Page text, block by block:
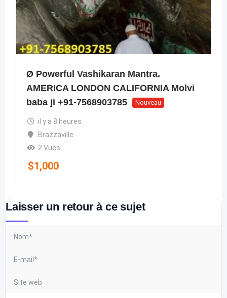
Ø Powerful Vashikaran Mantra.
AMERICA LONDON CALIFORNIA Molvi
baba ji +91-7568903785
Nouveau
il y a 8 heures
Brazzaville
2 Vues
$1,000
Laisser un retour à ce sujet